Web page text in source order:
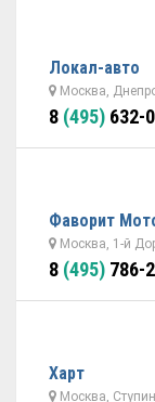
Локал-авто
Москва,
8 (495) 632-
Фаворит
Москва, 1-й
8 (495) 786-
Харт
Москва,